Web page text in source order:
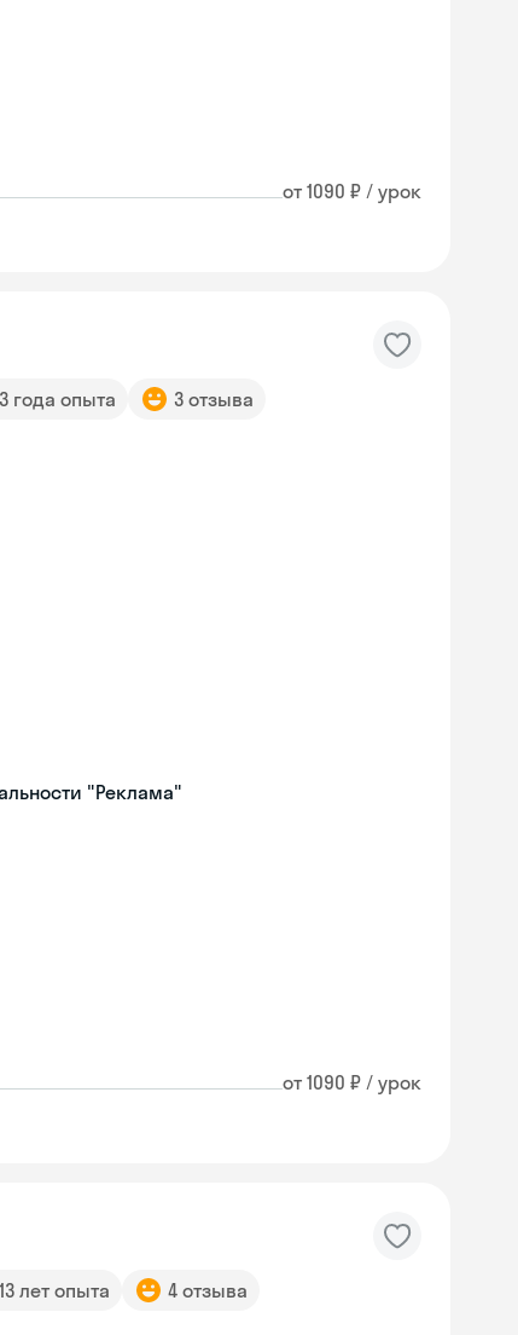
от 1090 ₽ / урок
3 года опыта 3 отзыва
"Реклама"
от 1090 ₽ / урок
13 лет опыта 4 отзыва
Skyeng Chat